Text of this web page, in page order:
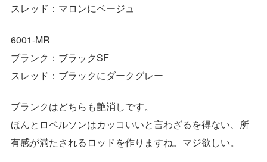
スレッド：マロンにベージュ
6001-MR
ブランク：ブラックSF
スレッド：ブラックにダークグレー
ブランクはどちらも艶消しです。
ほんとロベルソンはカッコいいと言わざるを得ない、所
有感が満たされるロッドを作りますね。マジ欲しい。